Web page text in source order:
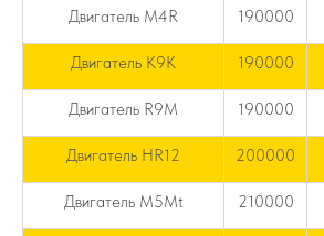
Двигатель M4R 190000
Двигатель K9K 190000
Двигатель R9M 190000
Двигатель HR12 200000
Двигатель M5Mt 210000